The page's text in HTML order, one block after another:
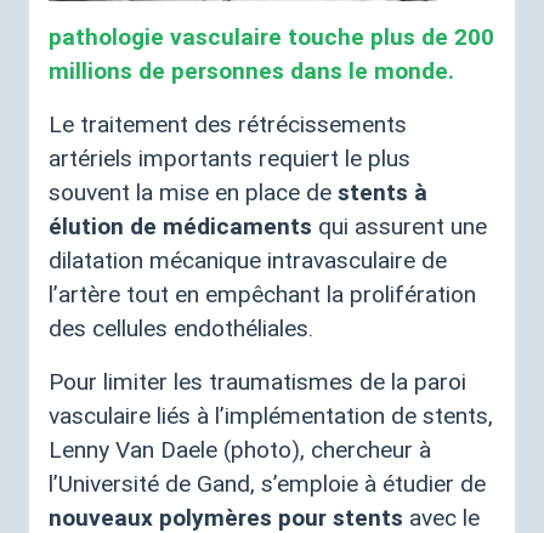
pathologie vasculaire touche plus de 200
millions de personnes dans le monde.
Le traitement des rétrécissements
artériels importants requiert le plus
souvent la mise en place de stents à
élution de médicaments qui assurent une
dilatation mécanique intravasculaire de
l’artère tout en empêchant la prolifération
des cellules endothéliales.
Pour limiter les traumatismes de la paroi
vasculaire liés à l’implémentation de stents,
Lenny Van Daele (photo), chercheur à
l’Université de Gand, s’emploie à étudier de
nouveaux polymères pour stents avec le